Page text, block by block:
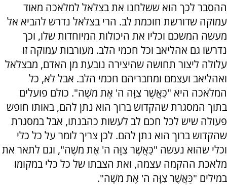
ההסבר לכך הוא ששלחנו את בצלאל למלאכה מאוד
עמוקה שדורשת חוכמת לב. הרי בצלאל נדרש להביא אל
מעשה המשכם וכליו את היכולות המיוחדות שלו, וכך
נדרשו גם אהליאב וכל חכמי הלב. מעורבות עמוקה זו
עלולה ליצור תחושה שהיצירה נובעת מן האדם, מבצלאל
ואהליאב ועצמם ומחבריהם חכמי הלב. אבל לא, כל
המלאכה היא "כַּאֲשֶׁר צִוָּה ה' אֶת מֹשֶׁה". כולם פועלים
בתוך המסגרת שהקדוש ברוך הוא נתן להם, באותו חופש
פעולה שיש לכל חכם לב לעשות כהבנתו, אבל במסגרת
שהקדוש ברוך הוא נתן להם. לכן צריך לומר על כל כלי
וכלי שהוא נעשה "כַּאֲשֶׁר צִוָּה ה' אֶת מֹשֶׁה", וגם לתאר את
מלאכת ההקמה עצמה, ואת הצבתו של כל כלי במקומו
במילים "כַּאֲשֶׁר צִוָּה ה' אֶת מֹשֶׁה".